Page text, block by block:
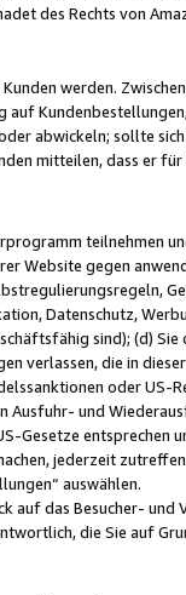
des Rechts von
werden.
abwickeln; sollte
mitteilen, dass er
teilnehmen
Website gegen
Datenschutz,
sind); (d)
verlassen, die in
oder US-
und
Gesetze entsprechen
jederzeit
auswählen.
auf das Besucher-
die Sie auf